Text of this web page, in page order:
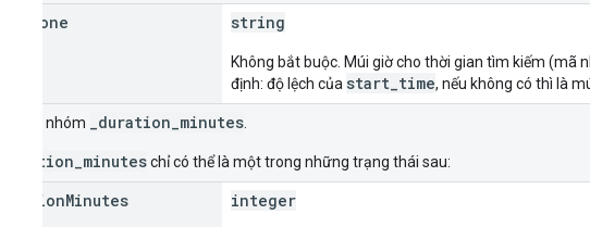
Zone string
Không bắt buộc. Múi giờ cho thời gian tìm kiếm (mã
định: độ lệch của start_time, nếu không có thì là
Trường nhóm _duration_minutes
_duration_minuteschỉ có thể là một trong những trạng thái sau:
durationMinutes integer